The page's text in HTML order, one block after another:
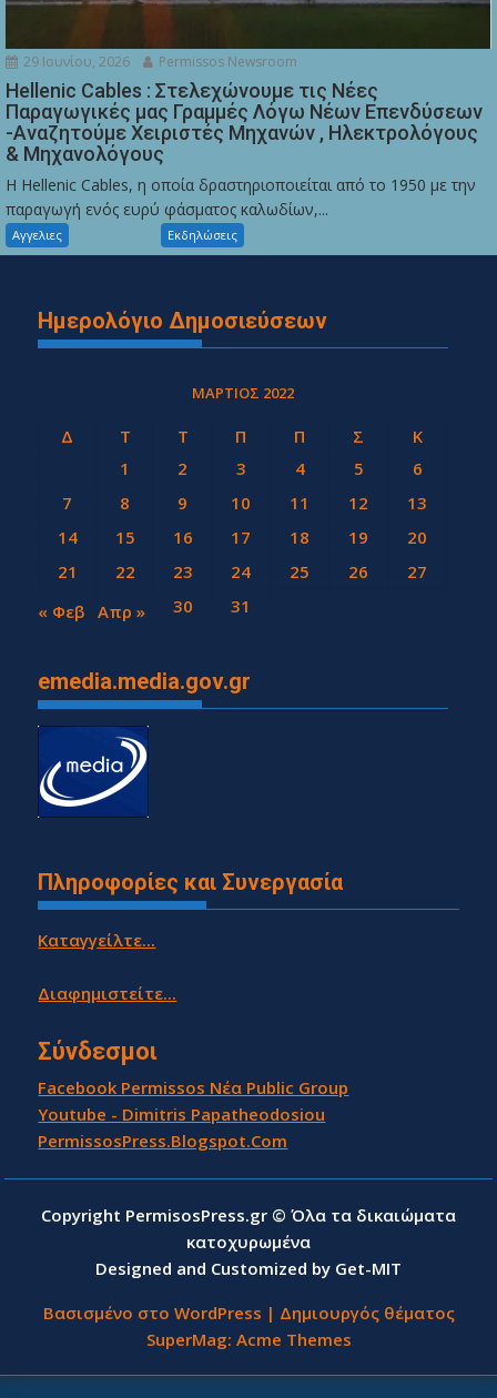
29 Ιουνίου, 2026 Permissos Newsroom
Hellenic Cables : Στελεχώνουμε τις Νέες
Παραγωγικές μας Γραμμές Λόγω Νέων Επενδύσεων
-Αναζητούμε Χειριστές Μηχανών , Ηλεκτρολόγους
& Μηχανολόγους
Η Hellenic Cables, η οποία δραστηριοποιείται από το 1950 με την
παραγωγή ενός ευρύ φάσματος καλωδίων,...
Αγγελιες Εκδηλώσεις
Ημερολόγιο Δημοσιεύσεων
ΜΆΡΤΙΟΣ 2022
Δ Τ Τ Π Π Σ
Κ
1
2 3 4 5
6
7
8 9 10 11 12
13
14
15 16 17 18 19
20
21
22 23 24 25 26
27
28
29 30 31
« Φεβ Απρ »
emedia.media.gov.gr
Πληροφορίες και Συνεργασία
Καταγγείλτε...
Διαφημιστείτε...
Σύνδεσμοι
Facebook Permissos Νέα Public Group
Youtube - Dimitris Papatheodosiou
PermissosPress.Blogspot.Com
Copyright PermisosPress.gr © Όλα τα δικαιώματα
κατοχυρωμένα
Designed and Customized by Get-MIT
Βασισμένο στο WordPress | Δημιουργός θέματος
SuperMag: Acme Themes